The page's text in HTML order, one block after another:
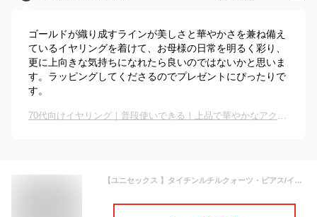
ゴールドが織り成すラインが美しさと華やかさを兼ね備え
ているイヤリングを着けて、お母様の日常を明るく彩り、
更に上向きな気持ちになれたら良いのではないかと思いま
す。ラッピングしてくださるのでプレゼントにぴったりで
す。
70代向けイヤリング｜普段使いできる！上品で華やかなアクセサリーのおすすめは？
【ユニセックス 】タイチンルチルクォーツ・ピアス/イヤリング ハンドメイドアクセサリー ジュエリー 天然石 金属アレルギー チタン ノンホールピアス 無料ラッピング 樹脂ピアス 樹脂イヤリング 水晶 男性 メンズ 一粒ジュエリー シンプル K14GF